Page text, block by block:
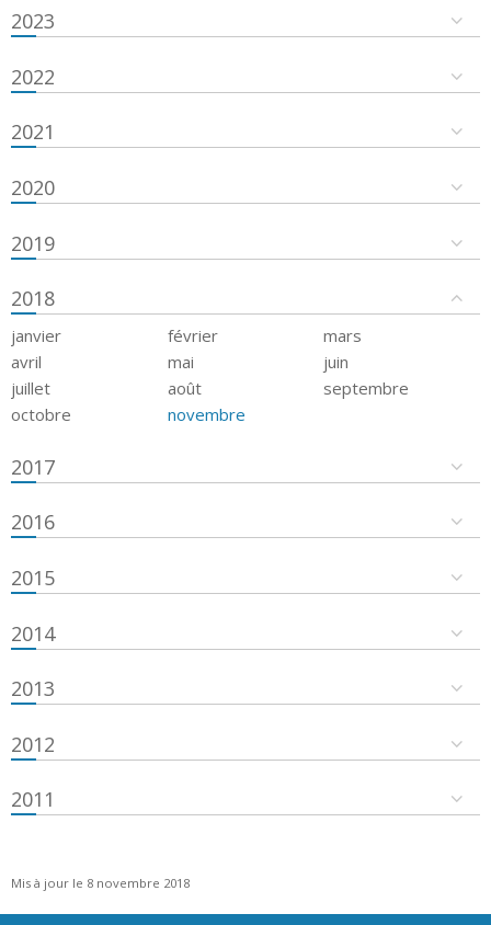
2023
2022
2021
2020
2019
2018
janvier février
mars
avril
mai
juin
juillet
août
septembre
octobre
novembre
2017
2016
2015
2014
2013
2012
2011
Mis à jour le 8 novembre 2018